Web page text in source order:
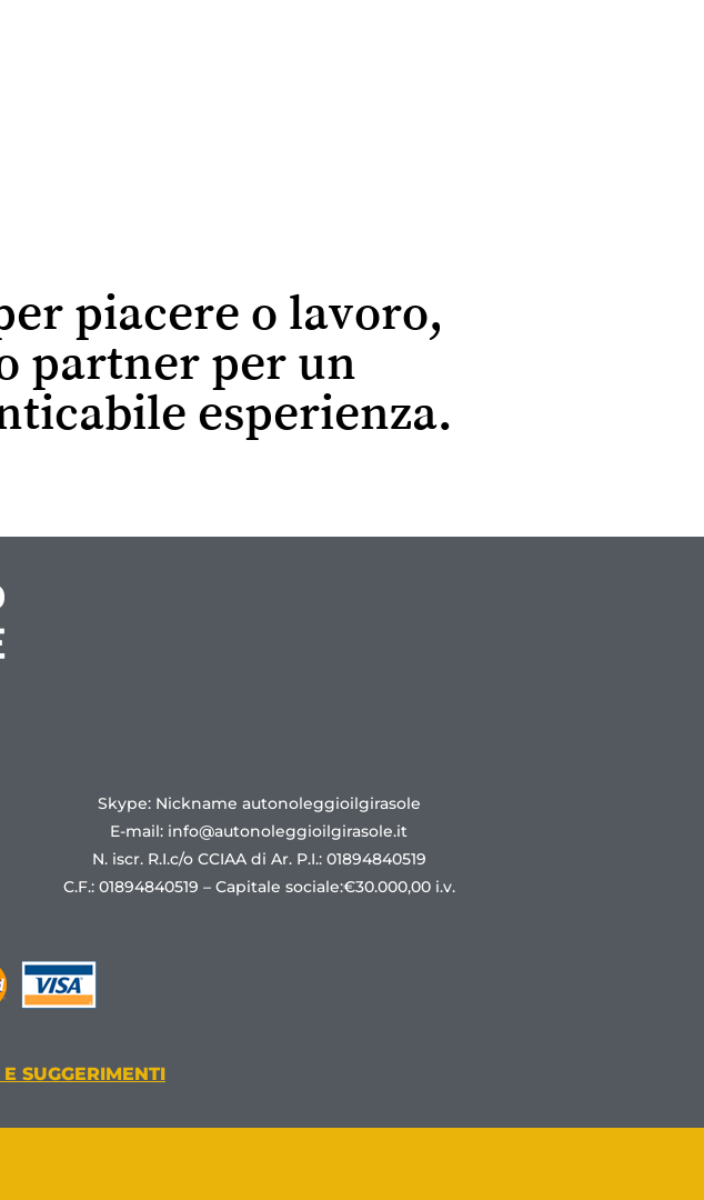
piacere o lavoro,
partner per un
esperienza.
Skype: Nickname autonoleggioilgirasole
E-mail: info@autonoleggioilgirasole.it
N. iscr. R.I.c/o CCIAA di Ar. P.I.: 01894840519
C.F.: 01894840519 – Capitale sociale:€30.000,00 i.v.
SUGGERIMENTI